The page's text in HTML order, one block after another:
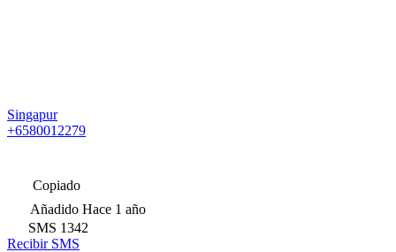
Singapur
+6580012279
Copiado
Añadido Hace 1 año
SMS 1342
Recibir SMS